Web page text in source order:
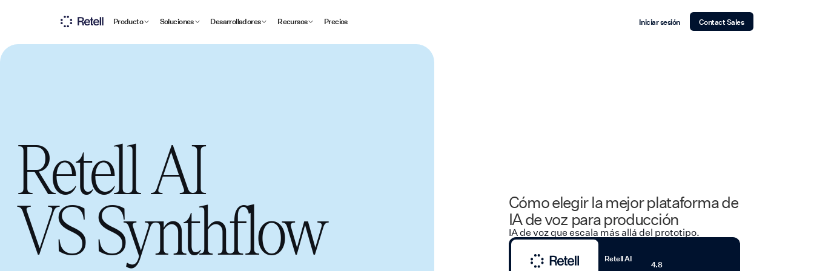
Producto Soluciones Desarrolladores Recursos Precios Iniciar sesión Contact Sales
Retell AI
VSSynthflow
Cómo elegir la mejor plataforma de
IA de voz para producción
IA de voz que escala más allá del prototipo.
Retell AI
4.8